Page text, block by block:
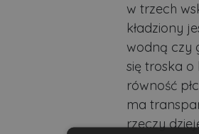
w trzech
kładziony
wodną czy
się troska
równość
ma
rzeczy